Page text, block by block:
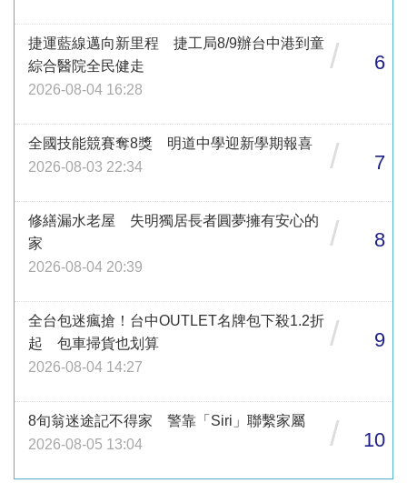
捷運藍線邁向新里程 捷工局8/9辦台中港到童
綜合醫院全民健走
2026-08-04 16:28
/ 6
全國技能競賽奪8獎 明道中學迎新學期報喜
2026-08-03 22:34
/ 7
修繕漏水老屋 失明獨居長者圓夢擁有安心的
家
2026-08-04 20:39
/ 8
全台包迷瘋搶！台中OUTLET名牌包下殺1.2折
起 包車掃貨也划算
2026-08-04 14:27
/ 9
8旬翁迷途記不得家 警靠「Siri」聯繫家屬
2026-08-05 13:04
/ 10